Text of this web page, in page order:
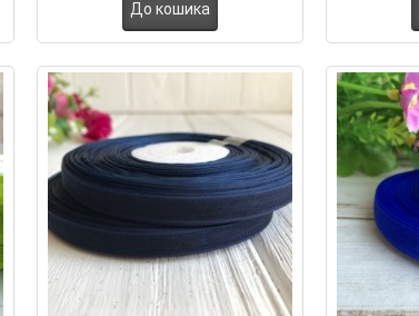
До кошика